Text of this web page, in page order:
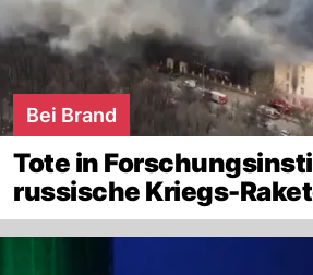
Bei Brand
Tote in
russische Kriegs-